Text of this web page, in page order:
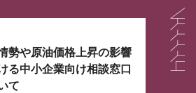
れるスライダーがあります。
勢や原油価格上昇の影響
る中小企業向け相談窓口
て